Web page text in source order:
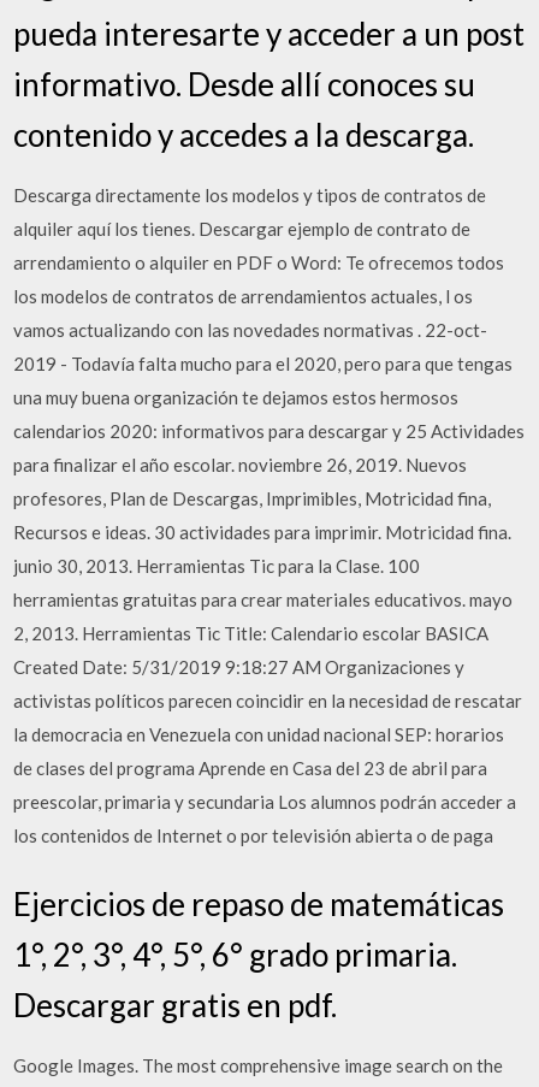
pueda interesarte y acceder a un post
informativo. Desde allí conoces su
contenido y accedes a la descarga.
Descarga directamente los modelos y tipos de contratos de
alquiler aquí los tienes. Descargar ejemplo de contrato de
arrendamiento o alquiler en PDF o Word: Te ofrecemos todos
los modelos de contratos de arrendamientos actuales, l os
vamos actualizando con las novedades normativas . 22-oct-
2019 - Todavía falta mucho para el 2020, pero para que tengas
una muy buena organización te dejamos estos hermosos
calendarios 2020: informativos para descargar y 25 Actividades
para finalizar el año escolar. noviembre 26, 2019. Nuevos
profesores, Plan de Descargas, Imprimibles, Motricidad fina,
Recursos e ideas. 30 actividades para imprimir. Motricidad fina.
junio 30, 2013. Herramientas Tic para la Clase. 100
herramientas gratuitas para crear materiales educativos. mayo
2, 2013. Herramientas Tic Title: Calendario escolar BASICA
Created Date: 5/31/2019 9:18:27 AM Organizaciones y
activistas políticos parecen coincidir en la necesidad de rescatar
la democracia en Venezuela con unidad nacional SEP: horarios
de clases del programa Aprende en Casa del 23 de abril para
preescolar, primaria y secundaria Los alumnos podrán acceder a
los contenidos de Internet o por televisión abierta o de paga
Ejercicios de repaso de matemáticas
1°, 2°, 3°, 4°, 5°, 6° grado primaria.
Descargar gratis en pdf.
Google Images. The most comprehensive image search on the